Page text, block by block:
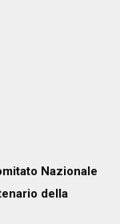
Nazionale
della